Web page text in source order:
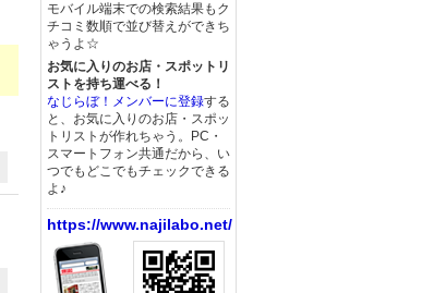
モバイル端末での検索結果もク
チコミ数順で並び替えができち
ゃうよ☆
お気に入りのお店・スポットリ
ストを持ち運べる！
なじらぼ！メンバーに登録する
と、お気に入りのお店・スポッ
トリストが作れちゃう。PC・
スマートフォン共通だから、い
つでもどこでもチェックできる
よ♪
https://www.najilabo.net/